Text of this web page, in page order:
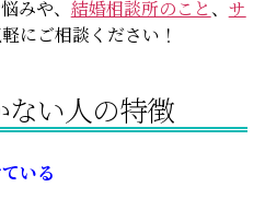
みや、 結婚相談所のこと、 サ
にご相談ください！
い人の特徴
いる